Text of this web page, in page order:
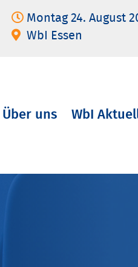
Montag 24. August
WbI Essen
Über uns WbI